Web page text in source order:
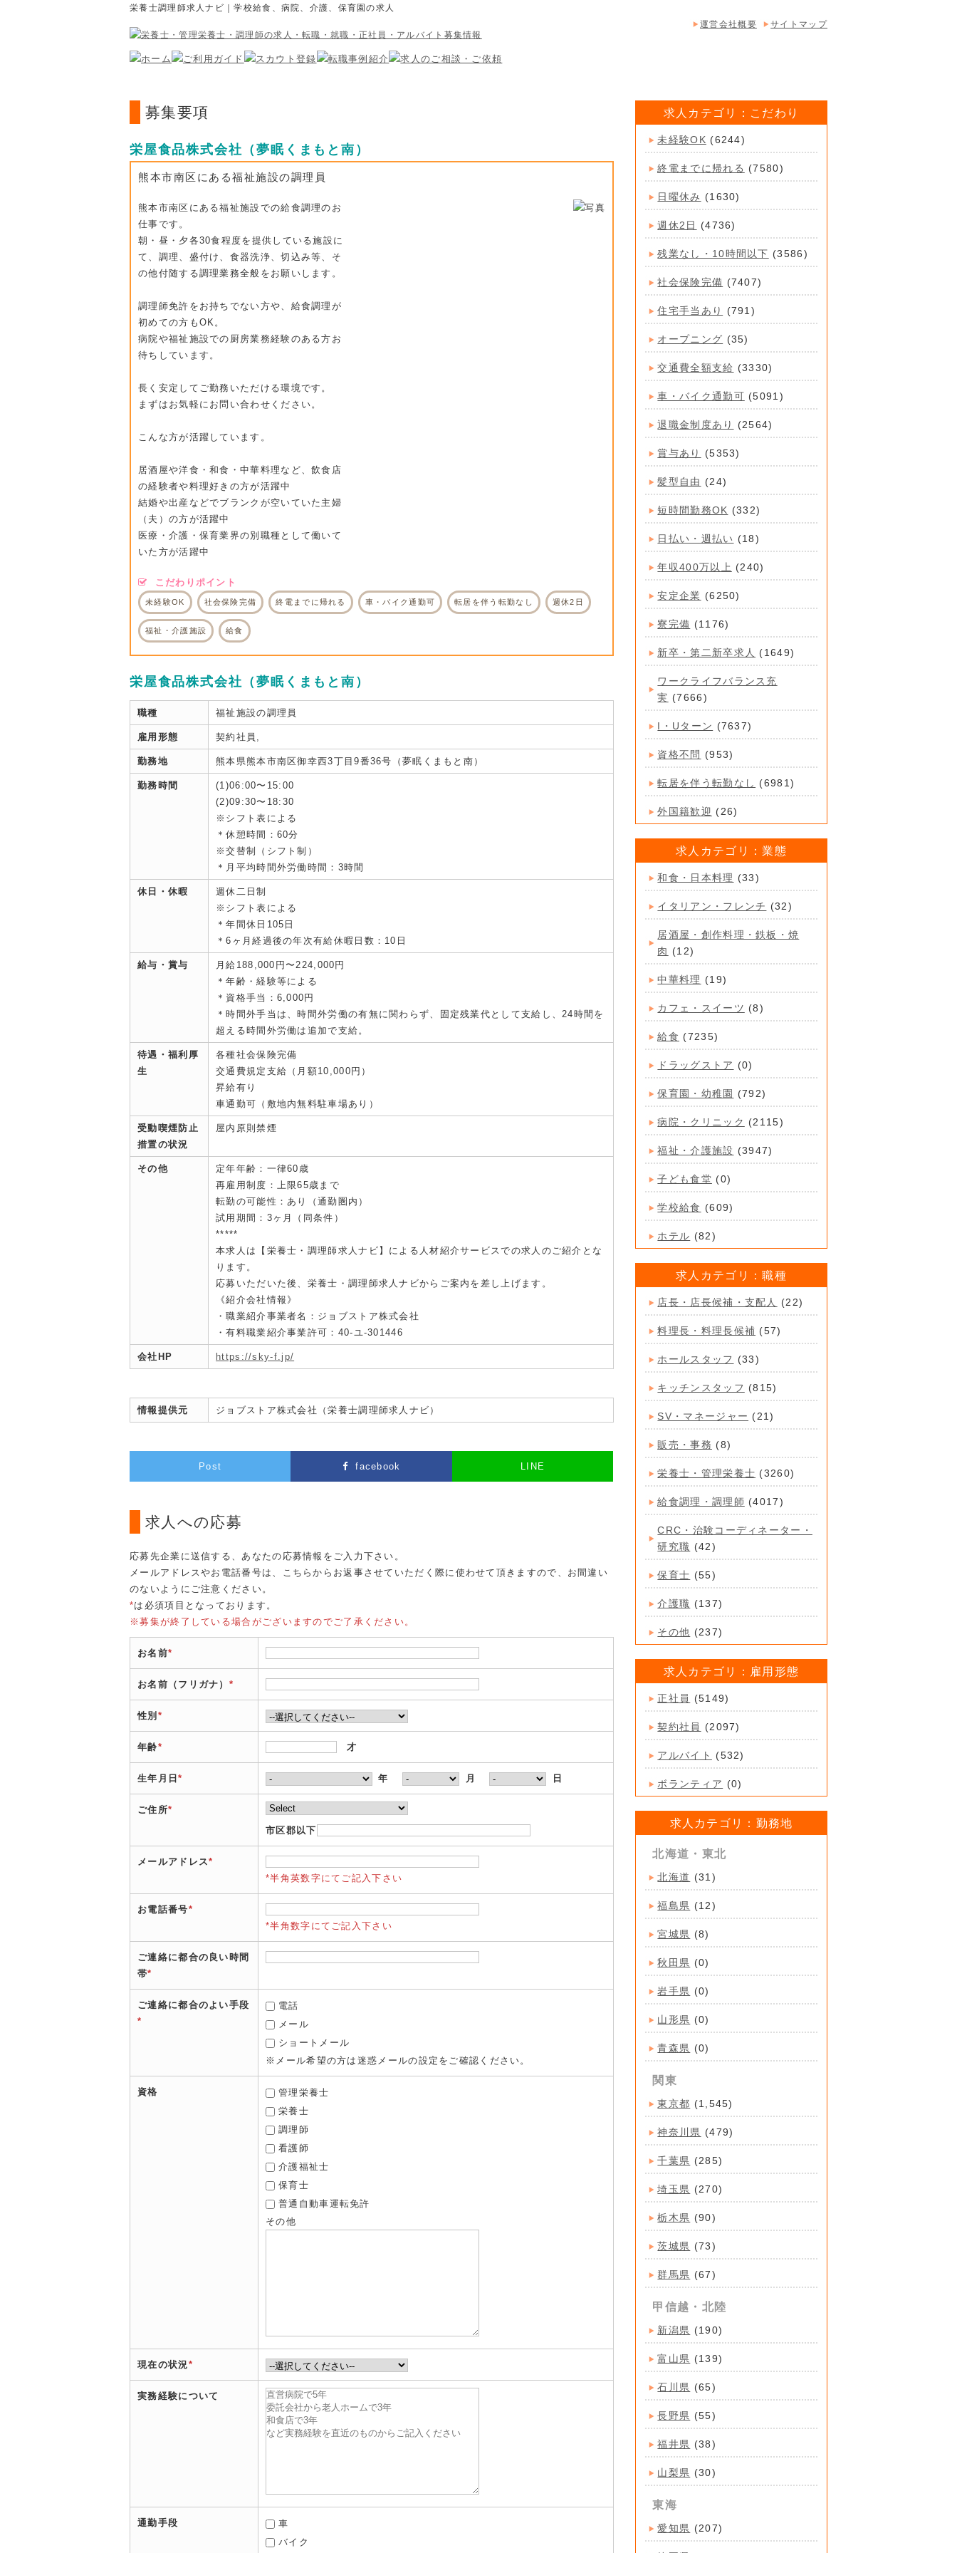
栄養士調理師求人ナビ｜学校給食、病院、介護、保育園の求人
運営会社概要
サイトマップ
募集要項
栄屋食品株式会社（夢眠くまもと南）
熊本市南区にある福祉施設の調理員
熊本市南区にある福祉施設での給食調理のお
仕事です。
朝・昼・夕各30食程度を提供している施設に
て、調理、盛付け、食器洗浄、切込み等、そ
の他付随する調理業務全般をお願いします。
調理師免許をお持ちでない方や、給食調理が
初めての方もOK。
病院や福祉施設での厨房業務経験のある方お
待ちしています。
長く安定してご勤務いただける環境です。
まずはお気軽にお問い合わせください。
こんな方が活躍しています。
居酒屋や洋食・和食・中華料理など、飲食店
の経験者や料理好きの方が活躍中
結婚や出産などでブランクが空いていた主婦
（夫）の方が活躍中
医療・介護・保育業界の別職種として働いて
いた方が活躍中
こだわりポイント
未経験OK 社会保険完備 終電までに帰れる 車・バイク通勤可 転居を伴う転勤なし 週休2日
福祉・介護施設 給食
栄屋食品株式会社（夢眠くまもと南）
職種 福祉施設の調理員
雇用形態 契約社員,
勤務地 熊本県熊本市南区御幸西3丁目9番36号（夢眠くまもと南）
勤務時間
(1)06:00〜15:00
(2)09:30〜18:30
※シフト表による
＊休憩時間：60分
※交替制（シフト制）
＊月平均時間外労働時間：3時間
休日・休暇
週休二日制
※シフト表による
＊年間休日105日
＊6ヶ月経過後の年次有給休暇日数：10日
給与・賞与
月給188,000円〜224,000円
＊年齢・経験等による
＊資格手当：6,000円
＊時間外手当は、時間外労働の有無に関わらず、固定残業代として支給し、24時間を
超える時間外労働は追加で支給。
待遇・福利厚
生
各種社会保険完備
交通費規定支給（月額10,000円）
昇給有り
車通勤可（敷地内無料駐車場あり）
受動喫煙防止
措置の状況
屋内原則禁煙
その他
定年年齢：一律60歳
再雇用制度：上限65歳まで
転勤の可能性：あり（通勤圏内）
試用期間：3ヶ月（同条件）
*****
本求人は【栄養士・調理師求人ナビ】による人材紹介サービスでの求人のご紹介とな
ります。
応募いただいた後、栄養士・調理師求人ナビからご案内を差し上げます。
《紹介会社情報》
・職業紹介事業者名：ジョブストア株式会社
・有料職業紹介事業許可：40-ユ-301446
会社HP https://sky-f.jp/
情報提供元 ジョブストア株式会社（栄養士調理師求人ナビ）
Post facebook LINE
求人への応募
応募先企業に送信する、あなたの応募情報をご入力下さい。
メールアドレスやお電話番号は、こちらからお返事させていただく際に使わせて頂きますので、お間違い
のないようにご注意ください。
*は必須項目となっております。
※募集が終了している場合がございますのでご了承ください。
お名前*
お名前（フリガナ） *
性別 *
年齢* 才
生年月日* 年 月 日
ご住所*
市区郡以下
メールアドレス*
*半角英数字にてご記入下さい
お電話番号*
*半角数字にてご記入下さい
ご連絡に都合の良い時間
帯*
ご連絡に都合のよい手段
*
電話
メール
ショートメール
※メール希望の方は迷惑メールの設定をご確認ください。
資格
管理栄養士
栄養士
調理師
看護師
介護福祉士
保育士
普通自動車運転免許
その他
現在の状況*
実務経験について
通勤手段
車
バイク
求人カテゴリ：こだわり
未経験OK (6244)
終電までに帰れる (7580)
日曜休み (1630)
週休2日 (4736)
残業なし・10時間以下 (3586)
社会保険完備 (7407)
住宅手当あり (791)
オープニング (35)
交通費全額支給 (3330)
車・バイク通勤可 (5091)
退職金制度あり (2564)
賞与あり (5353)
髪型自由 (24)
短時間勤務OK (332)
日払い・週払い (18)
年収400万以上 (240)
安定企業 (6250)
寮完備 (1176)
新卒・第二新卒求人 (1649)
ワークライフバランス充
実 (7666)
I・Uターン (7637)
資格不問 (953)
転居を伴う転勤なし (6981)
外国籍歓迎 (26)
求人カテゴリ：業態
和食・日本料理 (33)
イタリアン・フレンチ (32)
居酒屋・創作料理・鉄板・焼
肉 (12)
中華料理 (19)
カフェ・スイーツ (8)
給食 (7235)
ドラッグストア (0)
保育園・幼稚園 (792)
病院・クリニック (2115)
福祉・介護施設 (3947)
子ども食堂 (0)
学校給食 (609)
ホテル (82)
求人カテゴリ：職種
店長・店長候補・支配人 (22)
料理長・料理長候補 (57)
ホールスタッフ (33)
キッチンスタッフ (815)
SV・マネージャー (21)
販売・事務 (8)
栄養士・管理栄養士 (3260)
給食調理・調理師 (4017)
CRC・治験コーディネーター・
研究職 (42)
保育士 (55)
介護職 (137)
その他 (237)
求人カテゴリ：雇用形態
正社員 (5149)
契約社員 (2097)
アルバイト (532)
ボランティア (0)
求人カテゴリ：勤務地
北海道・東北
北海道 (31)
福島県 (12)
宮城県 (8)
秋田県 (0)
岩手県 (0)
山形県 (0)
青森県 (0)
関東
東京都 (1,545)
神奈川県 (479)
千葉県 (285)
埼玉県 (270)
栃木県 (90)
茨城県 (73)
群馬県 (67)
甲信越・北陸
新潟県 (190)
富山県 (139)
石川県 (65)
長野県 (55)
福井県 (38)
山梨県 (30)
東海
愛知県 (207)